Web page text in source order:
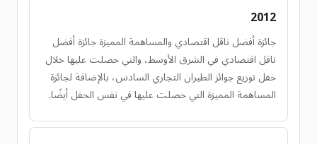
2012
جائزة أفضل ناقل اقتصادي والمساهمة المميزة جائزة أفضل
ناقل اقتصادي في الشرق الأوسط، والتي حصلت عليها خلال
حفل توزيع جوائز الطيران التجاري السادس، بالإضافة لجائزة
المساهمة المميزة التي حصلت عليها في نفس الحفل أيضًا.